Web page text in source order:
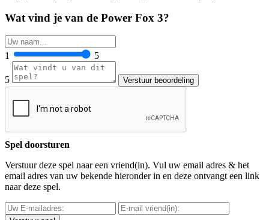
Wat vind je van de Power Fox 3?
1 5
5
Spel doorsturen
Verstuur deze spel naar een vriend(in). Vul uw email adres & het
email adres van uw bekende hieronder in en deze ontvangt een link
naar deze spel.